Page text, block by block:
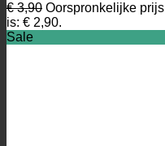
€3,90 Oorspronkelijke
is: € 2,90.
Sale